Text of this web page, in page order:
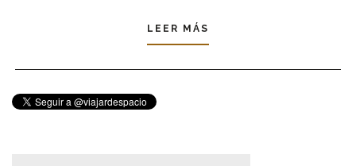
LEER MÁS